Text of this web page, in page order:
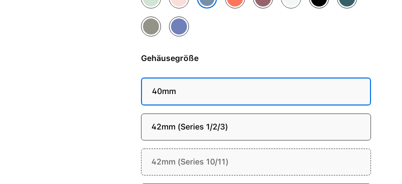
SteingrauVeilchen
Gehäusegröße
40mm
42mm (Series 1/2/3)
42mm (Series 10/11)